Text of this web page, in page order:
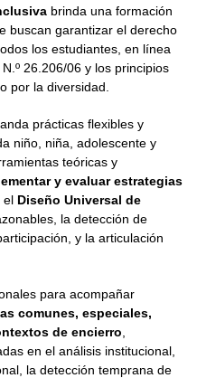
brinda una formación
buscan garantizar el derecho
los estudiantes, en línea
26.206/06 y los principios
por la diversidad.
prácticas flexibles y
niño, niña, adolescente y
teóricas y
y evaluar estrategias
el Diseño Universal de
la detección de
y la articulación
para acompañar
comunes, especiales,
de encierro
en el análisis institucional,
la detección temprana de